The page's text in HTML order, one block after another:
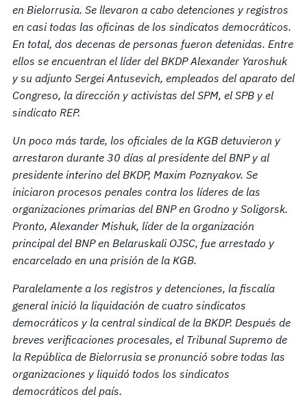
en Bielorrusia. Se llevaron a cabo detenciones y registros
en casi todas las oficinas de los sindicatos democráticos.
En total, dos decenas de personas fueron detenidas. Entre
ellos se encuentran el líder del BKDP Alexander Yaroshuk
y su adjunto Sergei Antusevich, empleados del aparato del
Congreso, la dirección y activistas del SPM, el SPB y el
sindicato REP.
Un poco más tarde, los oficiales de la KGB detuvieron y
arrestaron durante 30 días al presidente del BNP y al
presidente interino del BKDP, Maxim Poznyakov. Se
iniciaron procesos penales contra los líderes de las
organizaciones primarias del BNP en Grodno y Soligorsk.
Pronto, Alexander Mishuk, líder de la organización
principal del BNP en Belaruskali OJSC, fue arrestado y
encarcelado en una prisión de la KGB.
Paralelamente a los registros y detenciones, la fiscalía
general inició la liquidación de cuatro sindicatos
democráticos y la central sindical de la BKDP. Después de
breves verificaciones procesales, el Tribunal Supremo de
la República de Bielorrusia se pronunció sobre todas las
organizaciones y liquidó todos los sindicatos
democráticos del país.